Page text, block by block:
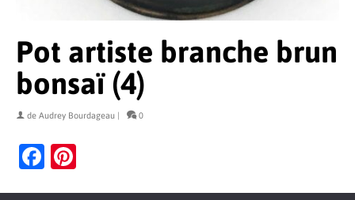
Pot artiste branche brun
bonsaï (4)
de Audrey Bourdageau | 0
Facebook